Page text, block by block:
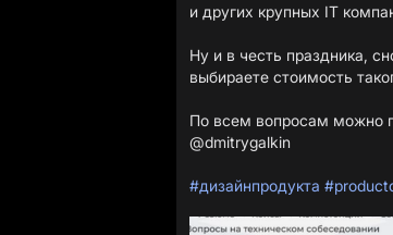
и других крупных IT
Ну и в честь праздника,
выбираете стоимость
По всем вопросам можно
@dmitrygalkin
#дизайнпродукта